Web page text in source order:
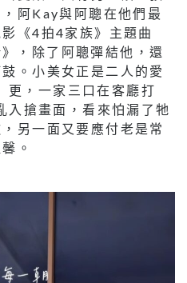
阿Kay與阿聰在他們最
《4拍4家族》主題曲
，除了阿聰彈結他，還
。小美女正是二人的愛
，一家三口在客廳打
入搶畫面，看來怕漏了牠
另一面又要應付老是常
。